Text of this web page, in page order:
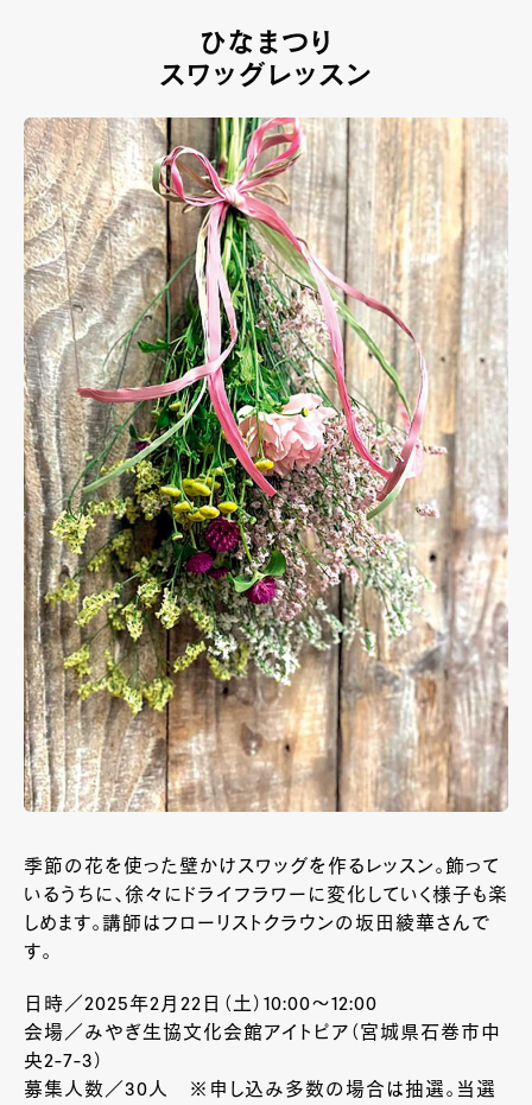
ひなまつり
スワッグレッスン
季節の花を使った壁かけスワッグを作るレッスン。飾って
いるうちに、徐々にドライフラワーに変化していく様子も楽
しめます。講師はフローリストクラウンの坂田綾華さんで
す。
日時／2025年2月22日（土）10:00～12:00
会場／みやぎ生協文化会館アイトピア（宮城県石巻市中
央2-7-3）
募集人数／30人 ※申し込み多数の場合は抽選。当選